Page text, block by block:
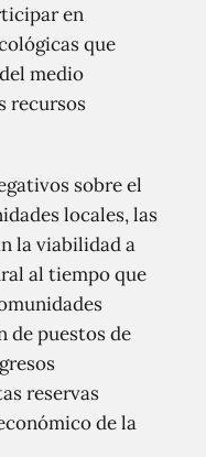
en
que
medio
recursos
sobre el
locales, las
la viabilidad a
al tiempo que
de puestos de
reservas
de la